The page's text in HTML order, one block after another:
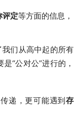
评定等方面的信息，
我们从高中起的所有
“公对公”进行的，
递，更可能遇到存